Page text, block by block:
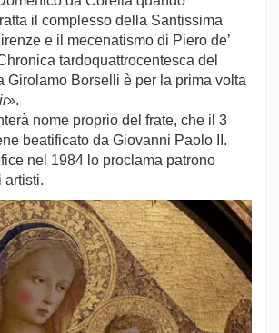
il complesso della Santissima
e il mecenatismo di Piero de’
tardoquattrocentesca del
Girolamo Borselli è per la prima volta
».
nome proprio del frate, che il 3
beatificato da Giovanni Paolo II.
nel 1984 lo proclama patrono
artisti.